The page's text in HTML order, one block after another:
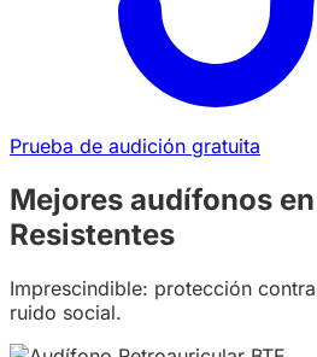
Prueba de audición gratuita
Mejores audífonos
Resistentes
Imprescindible: protección
ruido social.